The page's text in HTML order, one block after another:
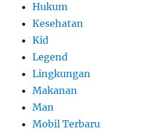
Hukum
Kesehatan
Kid
Legend
Lingkungan
Makanan
Man
Mobil Terbaru